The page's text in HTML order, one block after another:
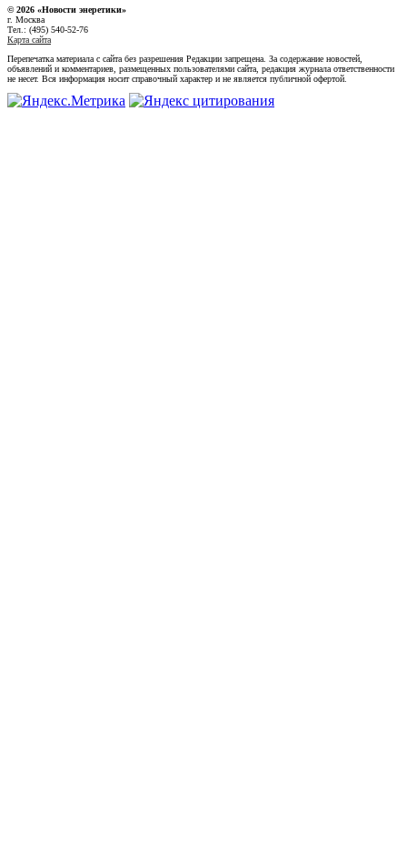
© 2026 «Новости энеретики»
г. Москва
Тел.: (495) 540-52-76
Карта сайта
Перепечатка материала с сайта без разрешения Редакции запрещена. За содержание новостей,
объявлений и комментариев, размещенных пользователями сайта, редакция журнала ответственности
не несет. Вся информация носит справочный характер и не является публичной офертой.